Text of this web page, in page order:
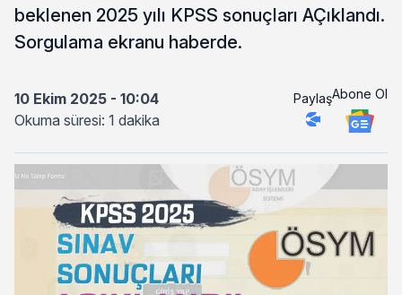
beklenen 2025 yılı KPSS sonuçları AÇıklandı.
Sorgulama ekranu haberde.
10 Ekim 2025 - 10:04
Okuma süresi: 1 dakika
PaylaşAbone Ol